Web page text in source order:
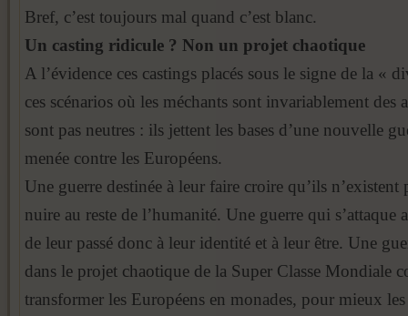
Bref, c’est toujours mal quand c’est blanc.
Un casting ridicule ? Non un projet chaotique
A l’évidence ces castings placés sous le signe de la «
ces scénarios où les méchants sont invariablement des
sont pas neutres : ils jettent les bases d’une nouvelle
menée contre les Européens.
Une guerre destinée à leur faire croire qu’ils n’existent
nuire au reste de l’humanité. Une guerre qui s’attaque
de leur passé donc à leur identité et à leur être. Une
dans le projet chaotique de la Super Classe Mondiale
transformer les Européens en monades, pour mieux